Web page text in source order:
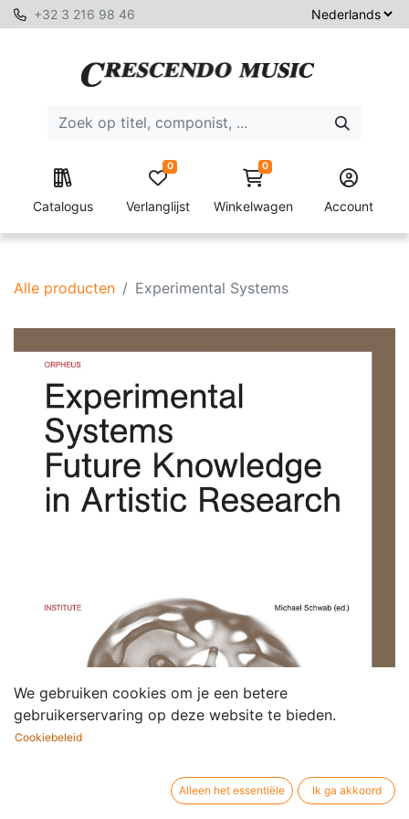
+32 3 216 98 46
Catalogus Verlanglijst
0 0
Winkelwagen Account
Alle producten Experimental Systems
We gebruiken cookies om je een betere
gebruikerservaring op deze website te bieden.
Cookiebeleid
Alleen het essentiële Ik ga akkoord